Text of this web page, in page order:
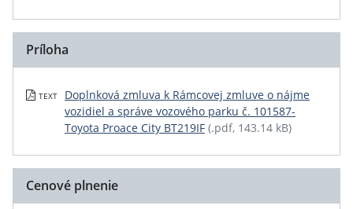
Príloha
TEXT
Doplnková zmluva k Rámcovej zmluve o nájme
vozidiel a správe vozového parku č. 101587-
Toyota Proace City BT219IF (.pdf, 143.14 kB)
Cenové plnenie